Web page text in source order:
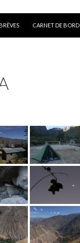
CARNET DE BORD